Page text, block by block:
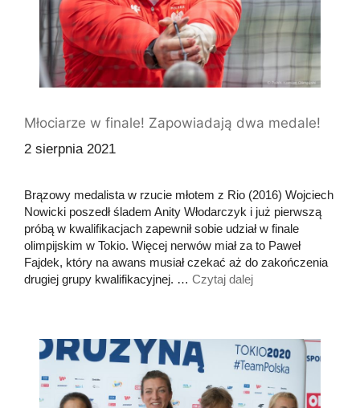
Młociarze w finale! Zapowiadają dwa medale!
2 sierpnia 2021
Brązowy medalista w rzucie młotem z Rio (2016) Wojciech
Nowicki poszedł śladem Anity Włodarczyk i już pierwszą
próbą w kwalifikacjach zapewnił sobie udział w finale
olimpijskim w Tokio. Więcej nerwów miał za to Paweł
Fajdek, który na awans musiał czekać aż do zakończenia
drugiej grupy kwalifikacyjnej. … Czytaj dalej